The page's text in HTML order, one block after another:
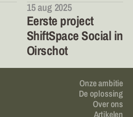
15 aug 2025
Eerste project
ShiftSpace Social in
Oirschot
Onze ambitie
De oplossing
Over ons
Artikelen